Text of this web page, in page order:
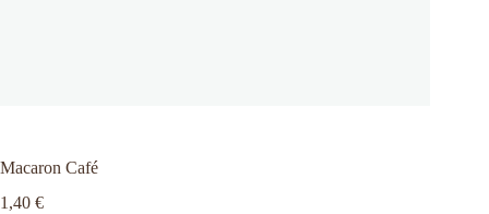
Macaron Café
1,40 €